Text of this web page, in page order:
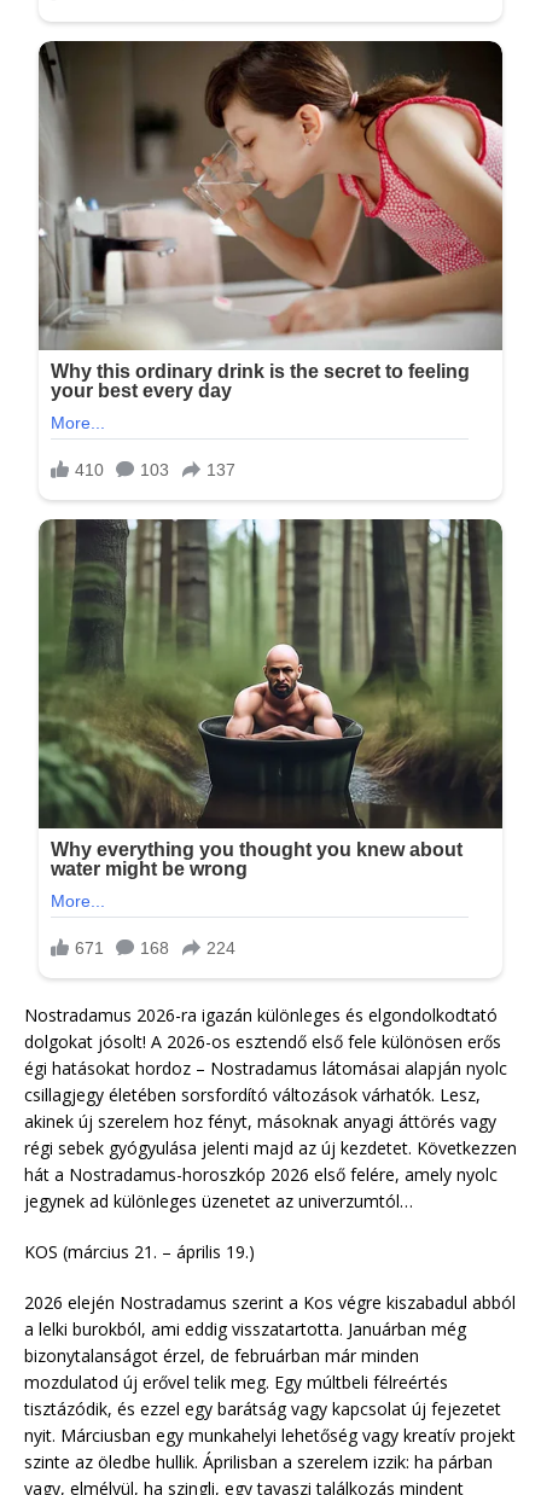
Nostradamus 2026-ra igazán különleges és elgondolkodtató
dolgokat jósolt! A 2026-os esztendő első fele különösen erős
égi hatásokat hordoz – Nostradamus látomásai alapján nyolc
csillagjegy életében sorsfordító változások várhatók. Lesz,
akinek új szerelem hoz fényt, másoknak anyagi áttörés vagy
régi sebek gyógyulása jelenti majd az új kezdetet. Következzen
hát a Nostradamus-horoszkóp 2026 első felére, amely nyolc
jegynek ad különleges üzenetet az univerzumtól…
KOS (március 21. – április 19.)
2026 elején Nostradamus szerint a Kos végre kiszabadul abból
a lelki burokból, ami eddig visszatartotta. Januárban még
bizonytalanságot érzel, de februárban már minden
mozdulatod új erővel telik meg. Egy múltbeli félreértés
tisztázódik, és ezzel egy barátság vagy kapcsolat új fejezetet
nyit. Márciusban egy munkahelyi lehetőség vagy kreatív projekt
szinte az öledbe hullik. Áprilisban a szerelem izzik: ha párban
vagy, elmélyül, ha szingli, egy tavaszi találkozás mindent